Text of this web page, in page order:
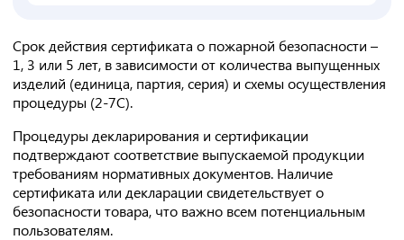
Срок действия сертификата о пожарной безопасности –
1, 3 или 5 лет, в зависимости от количества выпущенных
изделий (единица, партия, серия) и схемы осуществления
процедуры (2-7С).
Процедуры декларирования и сертификации
подтверждают соответствие выпускаемой продукции
требованиям нормативных документов. Наличие
сертификата или декларации свидетельствует о
безопасности товара, что важно всем потенциальным
пользователям.